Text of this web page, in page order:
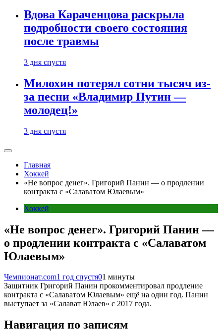
Вдова Караченцова раскрыла
подробности своего состояния
после травмы
3 дня спустя
Милохин потерял сотни тысяч из-
за песни «Владимир Путин —
молодец!»
3 дня спустя
Главная
Хоккей
«Не вопрос денег». Григорий Панин — о продлении
контракта с «Салаватом Юлаевым»
Хоккей
«Не вопрос денег». Григорий Панин —
о продлении контракта с «Салаватом
Юлаевым»
Чемпионат.com1 год спустя01 минуты
Защитник Григорий Панин прокомментировал продление
контракта с «Салаватом Юлаевым» ещё на один год. Панин
выступает за «Салават Юлаев» с 2017 года.
Навигация по записям